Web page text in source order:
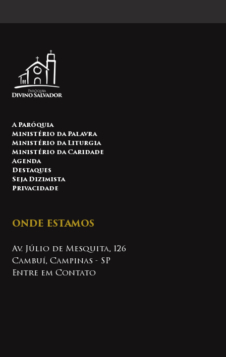
A Paróquia
Ministério da Palavra
Ministério da Liturgia
Ministério da Caridade
Agenda
Destaques
Seja Dizimista
Privacidade
ONDE ESTAMOS
Av. Júlio de Mesquita, 126
Cambuí, Campinas - SP
Entre em Contato